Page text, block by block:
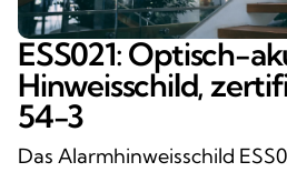
ESS021: Optisch-
Hinweisschild,
54-3
Das Alarmhinweisschild